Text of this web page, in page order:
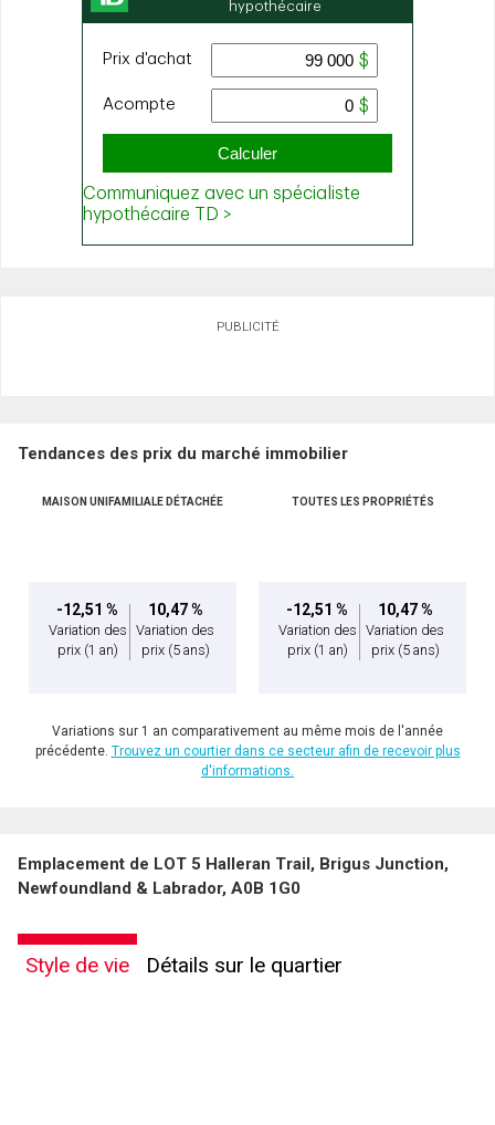
PUBLICITÉ
Tendances des prix du marché immobilier
MAISON UNIFAMILIALE DÉTACHÉE
-12,51 %
Variation des
prix (1 an)
10,47 %
Variation des
prix (5 ans)
TOUTES LES PROPRIÉTÉS
-12,51 %
Variation des
prix (1 an)
10,47 %
Variation des
prix (5 ans)
Variations sur 1 an comparativement au même mois de l'année
précédente. Trouvez un courtier dans ce secteur afin de recevoir plus
d'informations.
Emplacement de LOT 5 Halleran Trail, Brigus Junction,
Newfoundland & Labrador, A0B 1G0
Style de vie Détails sur le quartier